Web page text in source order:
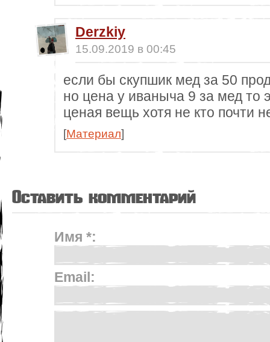
Derzkiy
15.09.2019 в 00:45
если бы скупшик мед за 50
но цена у иваныча 9 за мед то
ценая вещь хотя не кто почти
[Материал]
Оставить комментарий
Имя *:
Email: